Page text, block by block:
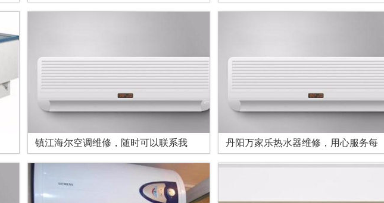
镇江海尔空调维修，随时可以联系我 丹阳万家乐热水器维修，用心服务每